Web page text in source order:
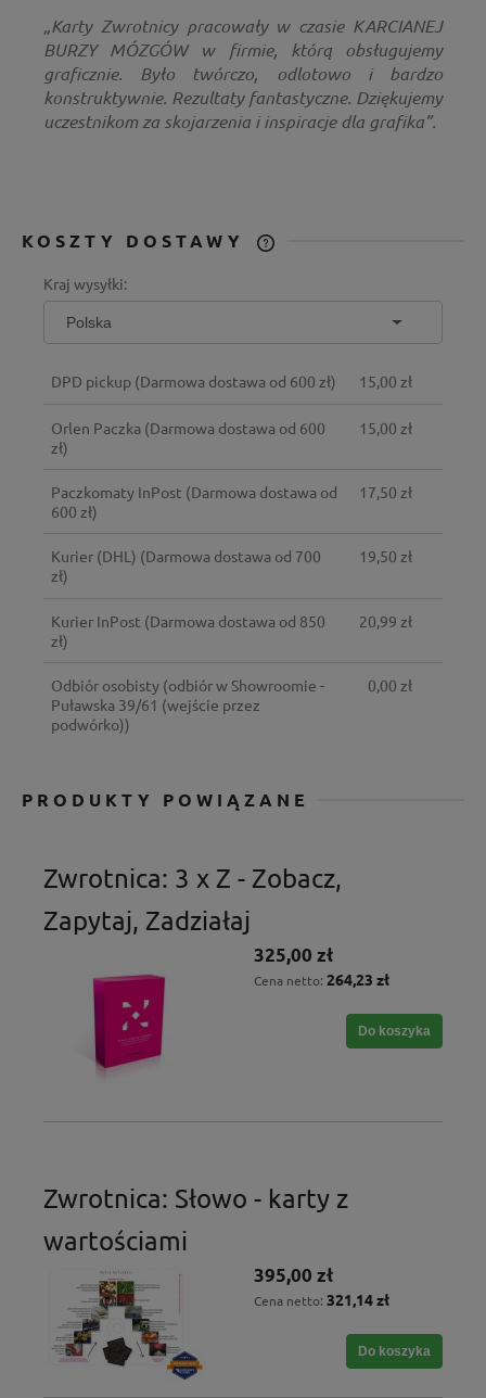
„Karty Zwrotnicy pracowały w czasie KARCIANEJ
BURZY MÓZGÓW w firmie, którą obsługujemy
graficznie. Było twórczo, odlotowo i bardzo
konstruktywnie. Rezultaty fantastyczne. Dziękujemy
uczestnikom za skojarzenia i inspiracje dla grafika”.
KOSZTY DOSTAWY
KOSZTÓW PŁATNOŚCI
Kraj wysyłki:
DPD pickup (Darmowa dostawa od 600 zł) 15,00 zł
Orlen Paczka (Darmowa dostawa od 600
zł)
15,00 zł
Paczkomaty InPost (Darmowa dostawa od
600 zł)
17,50 zł
Kurier (DHL) (Darmowa dostawa od 700
zł)
19,50 zł
Kurier InPost (Darmowa dostawa od 850
zł)
20,99 zł
Odbiór osobisty (odbiór w Showroomie -
Puławska 39/61 (wejście przez
podwórko))
0,00 zł
PRODUKTY POWIĄZANE
Zwrotnica: 3 x Z - Zobacz,
Zapytaj, Zadziałaj
325,00 zł
Cena netto: 264,23 zł
Do koszyka
Zwrotnica: Słowo - karty z
wartościami
395,00 zł
Cena netto: 321,14 zł
Do koszyka